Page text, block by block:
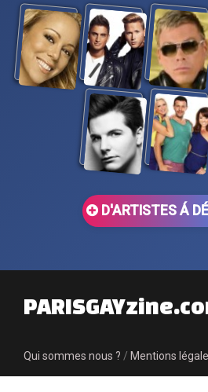
D'ARTISTES Á
Qui sommes nous ? / Mentions